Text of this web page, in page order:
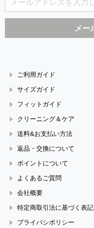
ご利用ガイド
サイズガイド
フィットガイド
クリーニング＆ケア
送料&お支払い方法
返品・交換について
ポイントについて
よくあるご質問
会社概要
特定商取引法に基づく表記
プライバシポリシー